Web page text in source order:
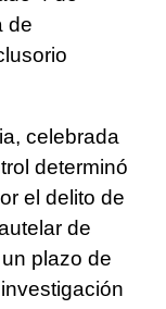
de
celebrada
determinó
el delito de
de
plazo de